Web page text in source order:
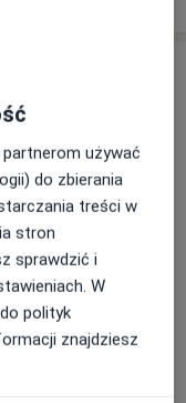
w nowej karcie
wizyt przez
używać
do zbierania
treści w
stron
sprawdzić i
W
polityk
znajdziesz